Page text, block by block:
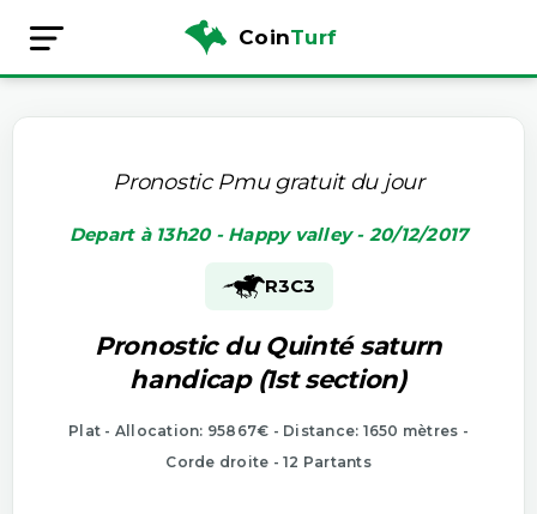
CoinTurf
Pronostic Pmu gratuit du jour
Depart à 13h20 - Happy valley - 20/12/2017
R3C3
Pronostic du Quinté saturn
handicap (1st section)
Plat - Allocation: 95867€ - Distance: 1650 mètres -
Corde droite - 12 Partants